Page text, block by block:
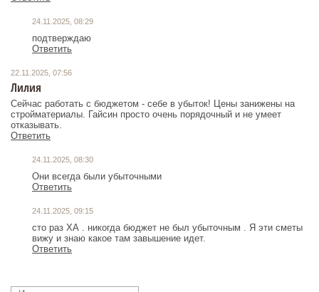
24.11.2025, 08:29
подтверждаю
Ответить
22.11.2025, 07:56
Лилия
Сейчас работать с бюджетом - себе в убыток! Цены занижены на
стройматериалы. Гайсин просто очень порядочный и не умеет
отказывать.
Ответить
24.11.2025, 08:30
Они всегда были убыточными
Ответить
24.11.2025, 09:15
сто раз ХА . никогда бюджет не был убыточным . Я эти сметы
вижу и знаю какое там завышение идет.
Ответить